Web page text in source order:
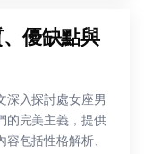
優缺點與
深入探討處女座男
的完美主義，提供
包括性格解析、